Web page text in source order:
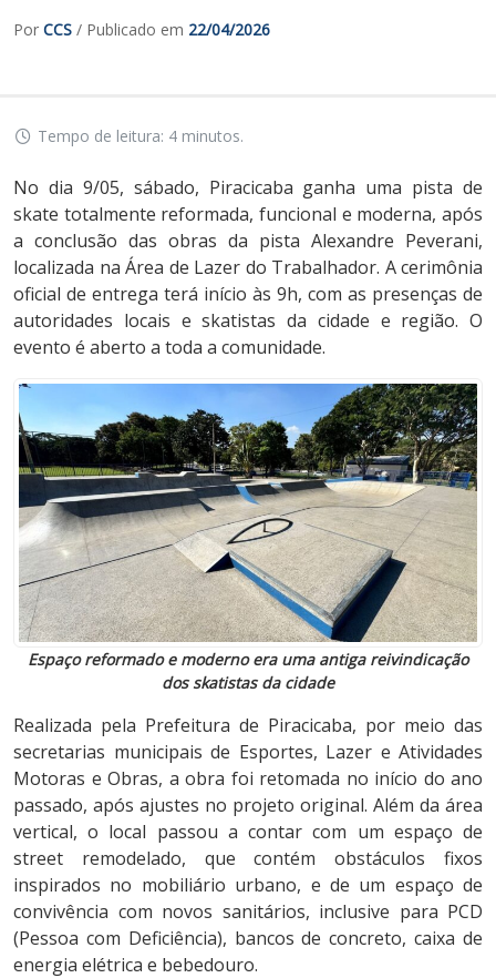
Por CCS / Publicado em 22/04/2026
Tempo de leitura: 4 minutos.
No dia 9/05, sábado, Piracicaba ganha uma pista de
skate totalmente reformada, funcional e moderna, após
a conclusão das obras da pista Alexandre Peverani,
localizada na Área de Lazer do Trabalhador. A cerimônia
oficial de entrega terá início às 9h, com as presenças de
autoridades locais e skatistas da cidade e região. O
evento é aberto a toda a comunidade.
Espaço reformado e moderno era uma antiga reivindicação
dos skatistas da cidade
Realizada pela Prefeitura de Piracicaba, por meio das
secretarias municipais de Esportes, Lazer e Atividades
Motoras e Obras, a obra foi retomada no início do ano
passado, após ajustes no projeto original. Além da área
vertical, o local passou a contar com um espaço de
street remodelado, que contém obstáculos fixos
inspirados no mobiliário urbano, e de um espaço de
convivência com novos sanitários, inclusive para PCD
(Pessoa com Deficiência), bancos de concreto, caixa de
energia elétrica e bebedouro.